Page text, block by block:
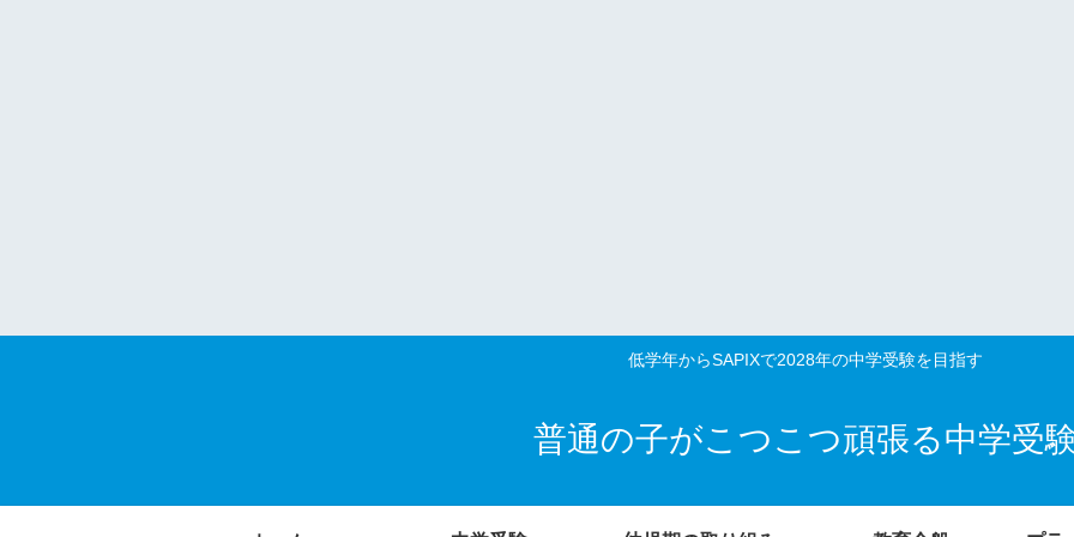
低学年からSAPIXで2028年の中学受験を目指す
普通の子がこつこつ頑張る中学受